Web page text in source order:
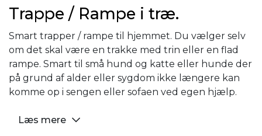
Trappe / Rampe i træ.
Smart trapper / rampe til hjemmet. Du vælger selv
om det skal være en trakke med trin eller en flad
rampe. Smart til små hund og katte eller hunde der
på grund af alder eller sygdom ikke længere kan
komme op i sengen eller sofaen ved egen hjælp.
Læs mere